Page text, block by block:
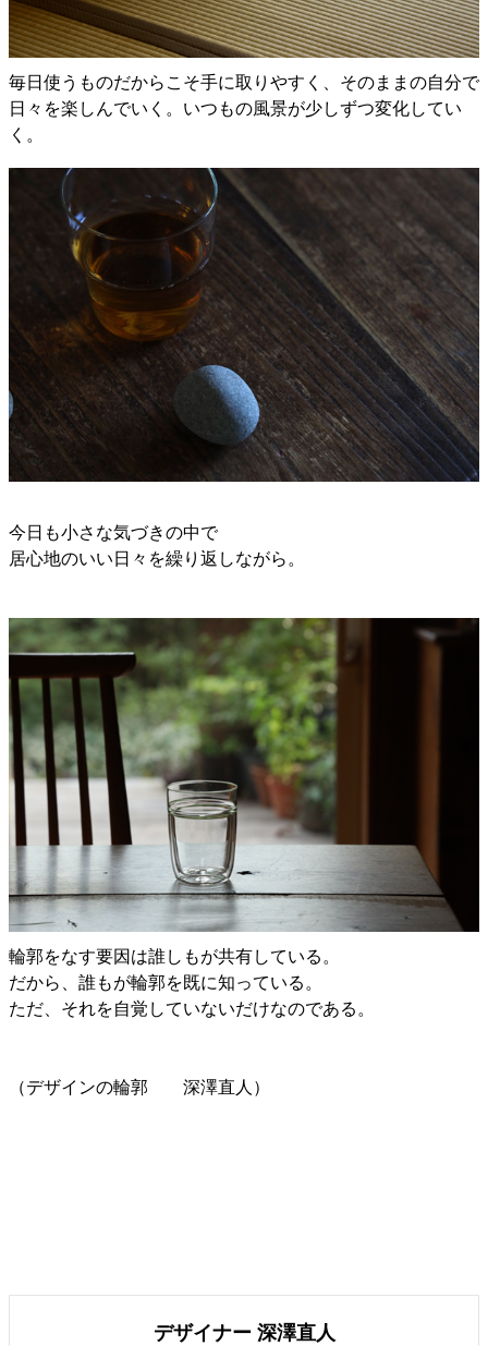
毎日使うものだからこそ手に取りやすく、そのままの自分で
日々を楽しんでいく。いつもの風景が少しずつ変化してい
く。
今日も小さな気づきの中で
居心地のいい日々を繰り返しながら。
輪郭をなす要因は誰しもが共有している。
だから、誰もが輪郭を既に知っている。
ただ、それを自覚していないだけなのである。
（デザインの輪郭 深澤直人）
デザイナー 深澤直人